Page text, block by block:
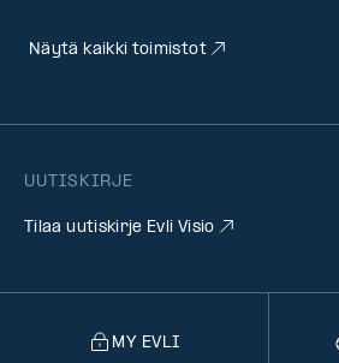
UUTISKIRJE
Tilaa uutiskirje Evli Visio
Näytä kaikki toimistot
MY EVLI